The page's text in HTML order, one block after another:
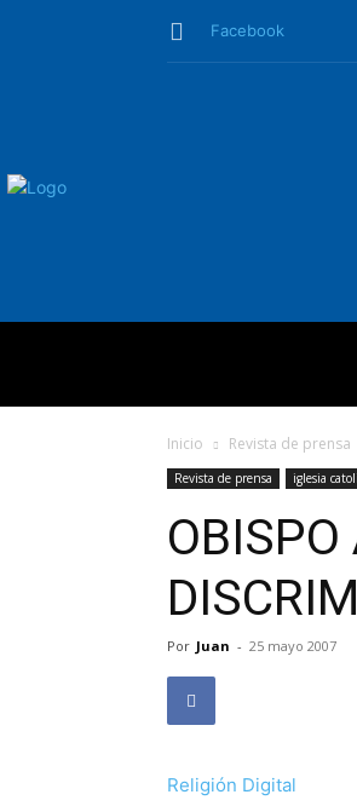
Facebook
Inicio Revista de prensa
Revista de prensa iglesia
Por Juan - 25 mayo 2007
Religión Digital